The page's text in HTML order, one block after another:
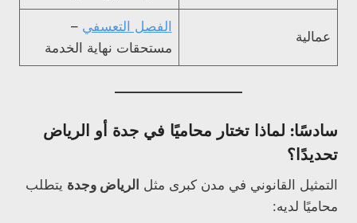
عمالية
الفصل التعسفي –
مستحقات نهاية الخدمة
سادسًا: لماذا تختار محاميًا في جدة أو الرياض
تحديدًا؟
التمثيل القانوني في مدن كبرى مثل الرياض وجدة يتطلب
محاميًا لديه: